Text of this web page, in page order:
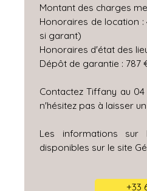
Montant des charges
Honoraires de location
si garant)
Honoraires d'état des
Dépôt de garantie : 787
Contactez Tiffany au
n'hésitez pas à laisser
Les informations
disponibles sur le site
+33